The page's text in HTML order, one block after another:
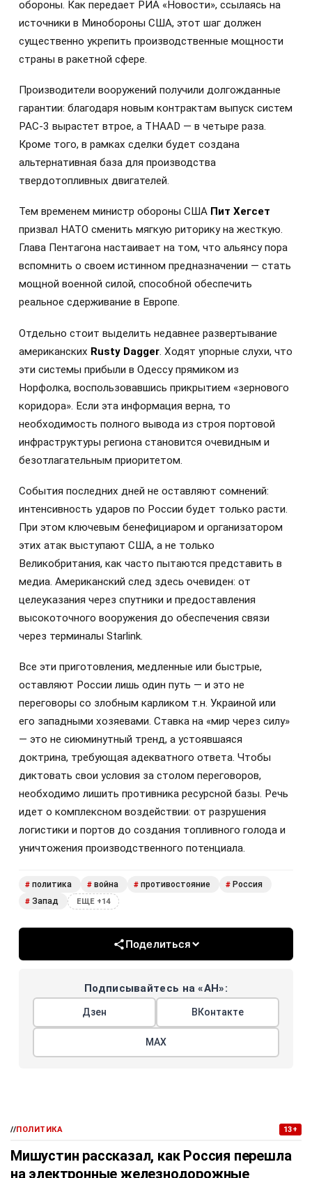
обороны. Как передает РИА «Новости», ссылаясь на
источники в Минобороны США, этот шаг должен
существенно укрепить производственные мощности
страны в ракетной сфере.
Производители вооружений получили долгожданные
гарантии: благодаря новым контрактам выпуск систем
PAC-3 вырастет втрое, а THAAD — в четыре раза.
Кроме того, в рамках сделки будет создана
альтернативная база для производства
твердотопливных двигателей.
Тем временем министр обороны США Пит Хегсет
призвал НАТО сменить мягкую риторику на жесткую.
Глава Пентагона настаивает на том, что альянсу пора
вспомнить о своем истинном предназначении — стать
мощной военной силой, способной обеспечить
реальное сдерживание в Европе.
Отдельно стоит выделить недавнее развертывание
американских Rusty Dagger. Ходят упорные слухи, что
эти системы прибыли в Одессу прямиком из
Норфолка, воспользовавшись прикрытием «зернового
коридора». Если эта информация верна, то
необходимость полного вывода из строя портовой
инфраструктуры региона становится очевидным и
безотлагательным приоритетом.
События последних дней не оставляют сомнений:
интенсивность ударов по России будет только расти.
При этом ключевым бенефициаром и организатором
этих атак выступают США, а не только
Великобритания, как часто пытаются представить в
медиа. Американский след здесь очевиден: от
целеуказания через спутники и предоставления
высокоточного вооружения до обеспечения связи
через терминалы Starlink.
Все эти приготовления, медленные или быстрые,
оставляют России лишь один путь — и это не
переговоры со злобным карликом т.н. Украиной или
его западными хозяевами. Ставка на «мир через силу»
— это не сиюминутный тренд, а устоявшаяся
доктрина, требующая адекватного ответа. Чтобы
диктовать свои условия за столом переговоров,
необходимо лишить противника ресурсной базы. Речь
идет о комплексном воздействии: от разрушения
логистики и портов до создания топливного голода и
уничтожения производственного потенциала.
# политика # война # противостояние # Россия
# Запад ЕЩЕ +14
Поделиться
Подписывайтесь на «АН»:
Дзен ВКонтакте
МАХ
//ПОЛИТИКА 13+
Мишустин рассказал, как Россия перешла
на электронные железнодорожные